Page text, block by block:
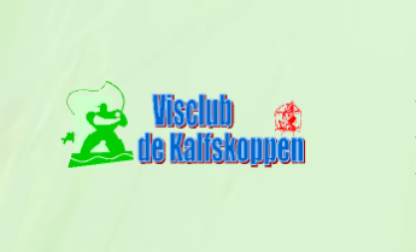
inhoud